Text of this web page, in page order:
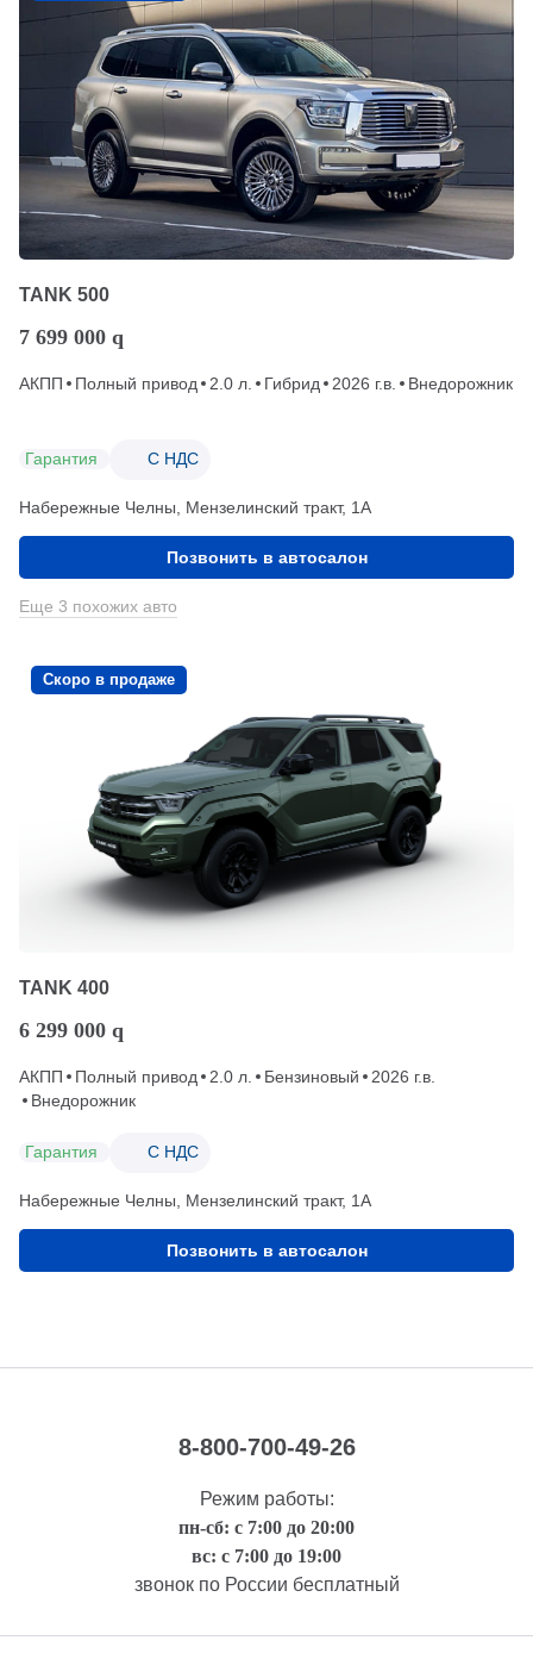
TANK 500
7 699 000 q
АКПП Полный привод 2.0 л. Гибрид 2026 г.в. Внедорожник
Гарантия С НДС
Набережные Челны, Мензелинский тракт, 1А
Позвонить в автосалон
Еще 3 похожих авто
Скоро в продаже
TANK 400
6 299 000 q
АКПП Полный привод 2.0 л. Бензиновый
2026 г.в.
Внедорожник
Гарантия С НДС
Набережные Челны, Мензелинский тракт, 1А
Позвонить в автосалон
8-800-700-49-26
Режим работы:
пн-сб: с 7:00 до 20:00
вс: с 7:00 до 19:00
звонок по России бесплатный